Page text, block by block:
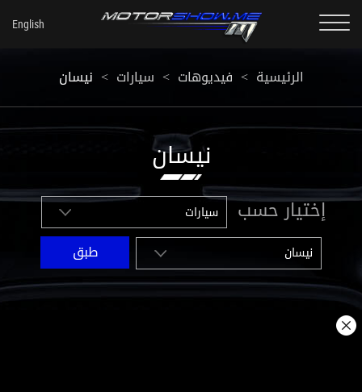
الرئيسية < فيديوهات < سيارات < نيسان
نيسان
إختيار حسب